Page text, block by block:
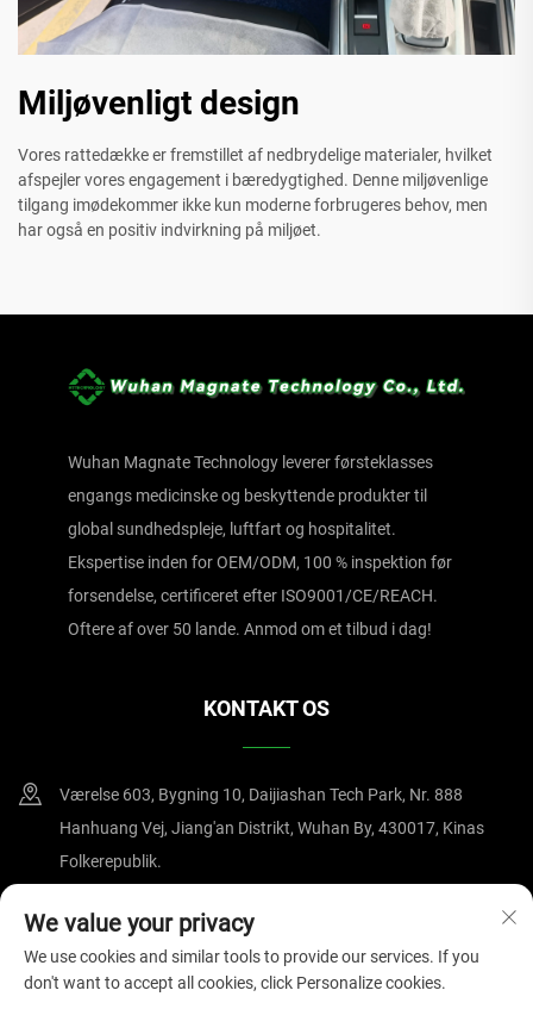
Miljøvenligt design
Vores rattedække er fremstillet af nedbrydelige materialer, hvilket
afspejler vores engagement i bæredygtighed. Denne miljøvenlige
tilgang imødekommer ikke kun moderne forbrugeres behov, men
har også en positiv indvirkning på miljøet.
Wuhan Magnate Technology leverer førsteklasses
engangs medicinske og beskyttende produkter til
global sundhedspleje, luftfart og hospitalitet.
Ekspertise inden for OEM/ODM, 100 % inspektion før
forsendelse, certificeret efter ISO9001/CE/REACH.
Oftere af over 50 lande. Anmod om et tilbud i dag!
KONTAKT OS
Værelse 603, Bygning 10, Daijiashan Tech Park, Nr. 888
Hanhuang Vej, Jiang'an Distrikt, Wuhan By, 430017, Kinas
Folkerepublik.
+86-15607122519
[email protected]
We value your privacy
We use cookies and similar tools to provide our services. If you
don't want to accept all cookies, click Personalize cookies.